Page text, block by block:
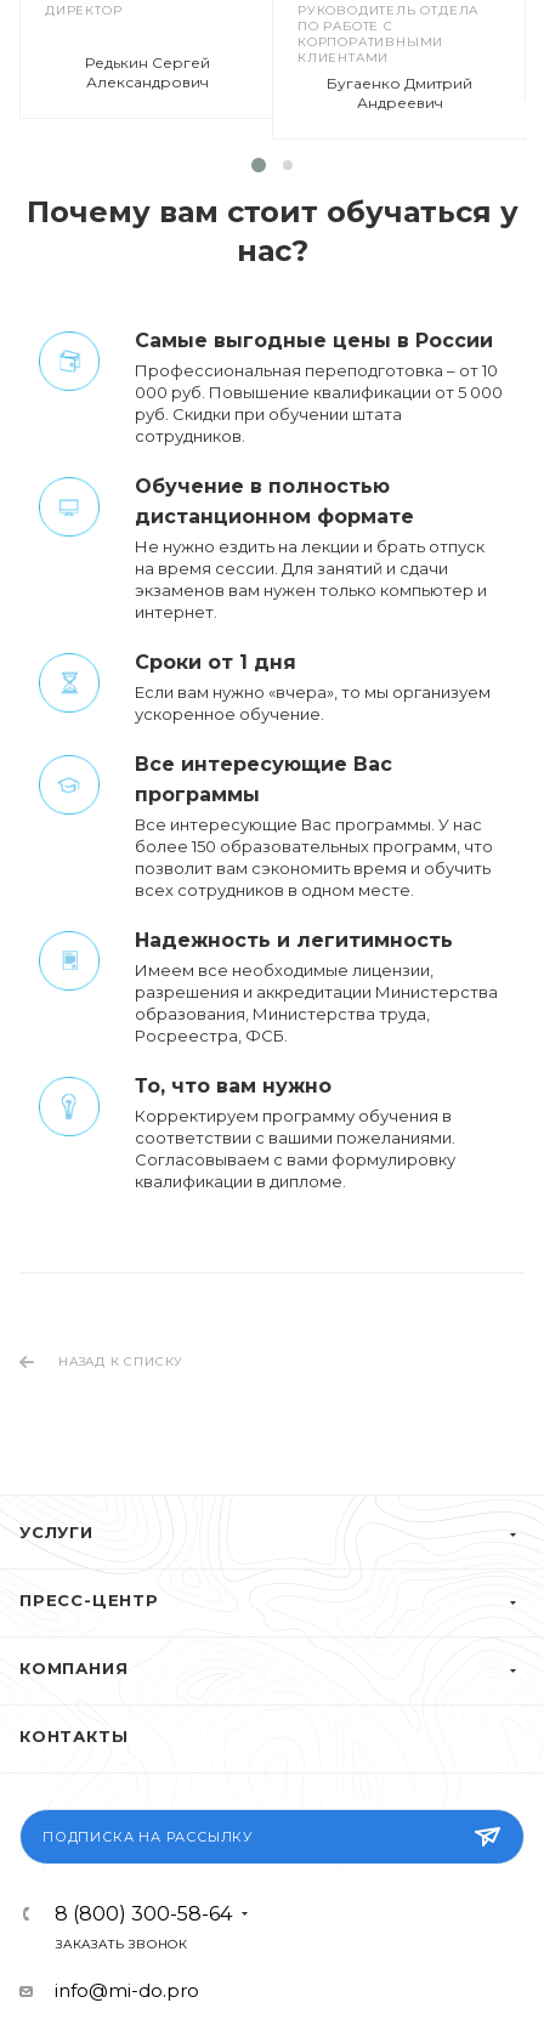
ДИРЕКТОР
Редькин Сергей
Александрович
РУКОВОДИТЕЛЬ ОТДЕЛА
ПО РАБОТЕ С
КОРПОРАТИВНЫМИ
КЛИЕНТАМИ
Бугаенко Дмитрий
Андреевич
Почему вам стоит обучаться у
нас?
Cамые выгодные цены в России
Профессиональная переподготовка – от 10
000 руб. Повышение квалификации от 5 000
руб. Cкидки при обучении штата
сотрудников.
Обучение в полностью
дистанционном формате
Не нужно ездить на лекции и брать отпуск
на время сессии. Для занятий и сдачи
экзаменов вам нужен только компьютер и
интернет.
Сроки от 1 дня
Если вам нужно «вчера», то мы организуем
ускоренное обучение.
Все интересующие Вас
программы
Все интересующие Вас программы. У нас
более 150 образовательных программ, что
позволит вам сэкономить время и обучить
всех сотрудников в одном месте.
Надежность и легитимность
Имеем все необходимые лицензии,
разрешения и аккредитации Министерства
образования, Министерства труда,
Росреестра, ФСБ.
То, что вам нужно
Корректируем программу обучения в
соответствии с вашими пожеланиями.
Cогласовываем с вами формулировку
квалификации в дипломе.
НАЗАД К СПИСКУ
УСЛУГИ
ПРЕСС-ЦЕНТР
КОМПАНИЯ
КОНТАКТЫ
ПОДПИСКА НА РАССЫЛКУ
8 (800) 300-58-64
ЗАКАЗАТЬ ЗВОНОК
info@mi-do.pro